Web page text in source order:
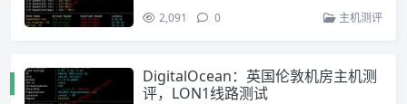
2,091 0 主机测评
DigitalOcean：英国伦敦机房主机测
评，LON1线路测试